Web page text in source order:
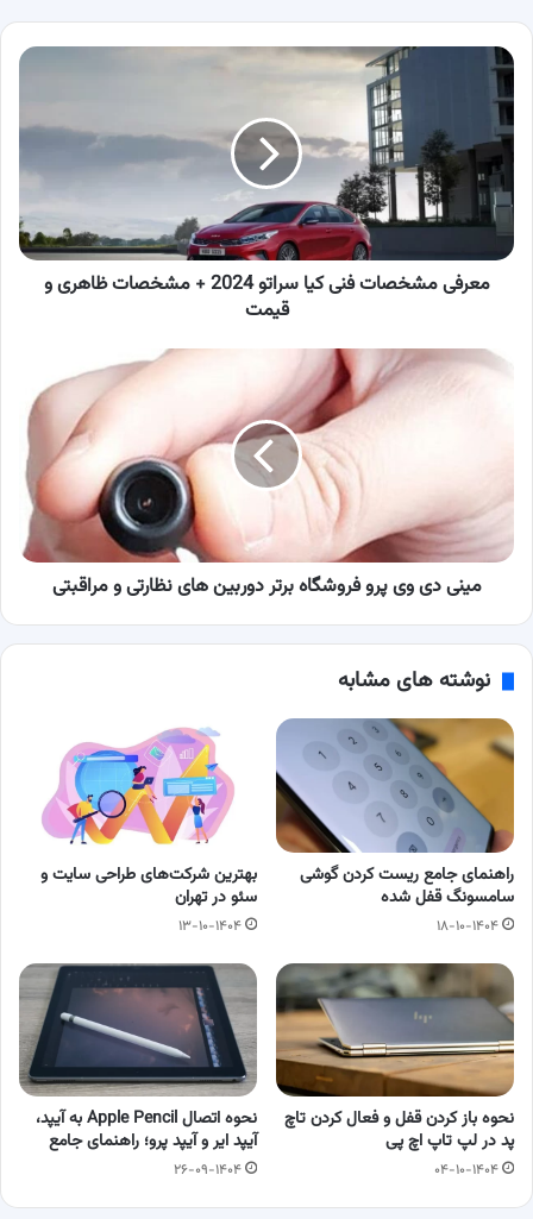
معرفی
مشخصات
فنی
کیا
سراتو
2024
+
مشخصات
ظاهری
معرفی مشخصات فنی کیا سراتو 2024 + مشخصات ظاهری و
قیمت
مینی
دوربین
های
نظارتی
مینی دی وی پرو فروشگاه برتر دوربین های نظارتی و مراقبتی
نوشته های مشابه
راهنمای جامع ریست کردن گوشی
سامسونگ قفل شده
۱۸-۱۰-۱۴۰۴
بهترین شرکت‌های طراحی سایت و
سئو در تهران
۱۳-۱۰-۱۴۰۴
نحوه باز کردن قفل و فعال کردن تاچ‌
پد در لپ‌ تاپ اچ‌ پی
۰۴-۱۰-۱۴۰۴
نحوه اتصال Apple Pencil به آیپد،
آیپد ایر و آیپد پرو؛ راهنمای جامع
۲۶-۰۹-۱۴۰۴